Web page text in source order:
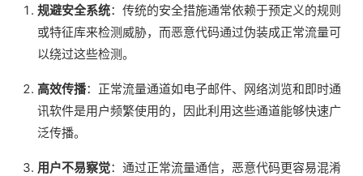
规避安全系统：传统的安全措施通常依赖于预定义的规则
或特征库来检测威胁，而恶意代码通过伪装成正常流量可
以绕过这些检测。
高效传播：正常流量通道如电子邮件、网络浏览和即时通
讯软件是用户频繁使用的，因此利用这些通道能够快速广
泛传播。
用户不易察觉：通过正常流量通信，恶意代码更容易混淆